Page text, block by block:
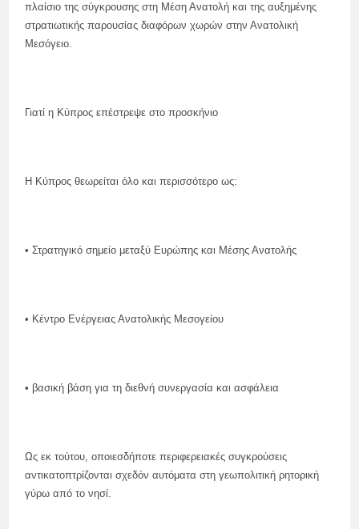
πλαίσιο της σύγκρουσης στη Μέση Ανατολή και της αυξημένης
στρατιωτικής παρουσίας διαφόρων χωρών στην Ανατολική
Μεσόγειο.
Γιατί η Κύπρος επέστρεψε στο προσκήνιο
Η Κύπρος θεωρείται όλο και περισσότερο ως:
• Στρατηγικό σημείο μεταξύ Ευρώπης και Μέσης Ανατολής
• Κέντρο Ενέργειας Ανατολικής Μεσογείου
• βασική βάση για τη διεθνή συνεργασία και ασφάλεια
Ως εκ τούτου, οποιεσδήποτε περιφερειακές συγκρούσεις
αντικατοπτρίζονται σχεδόν αυτόματα στη γεωπολιτική ρητορική
γύρω από το νησί.